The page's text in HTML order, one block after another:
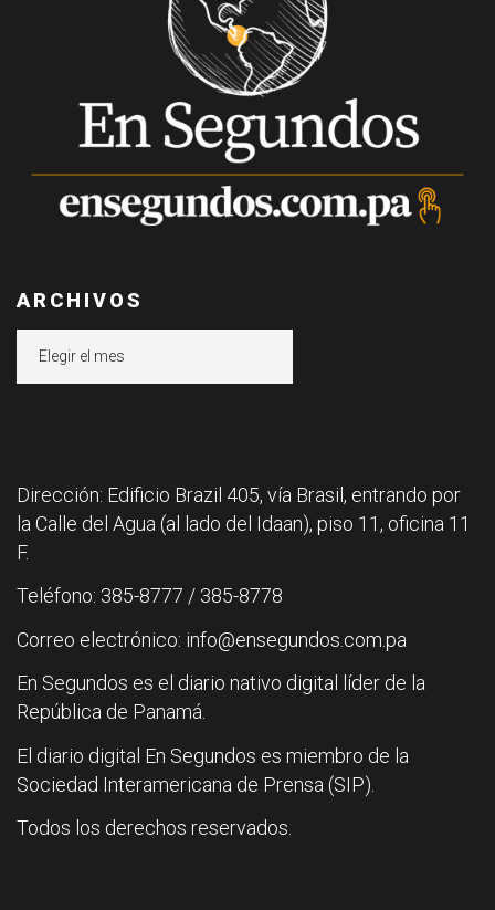
ARCHIVOS
Dirección: Edificio Brazil 405, vía Brasil, entrando por
la Calle del Agua (al lado del Idaan), piso 11, oficina 11
F.
Teléfono: 385-8777 / 385-8778
Correo electrónico: info@ensegundos.com.pa
En Segundos es el diario nativo digital líder de la
República de Panamá.
El diario digital En Segundos es miembro de la
Sociedad Interamericana de Prensa (SIP).
Todos los derechos reservados.